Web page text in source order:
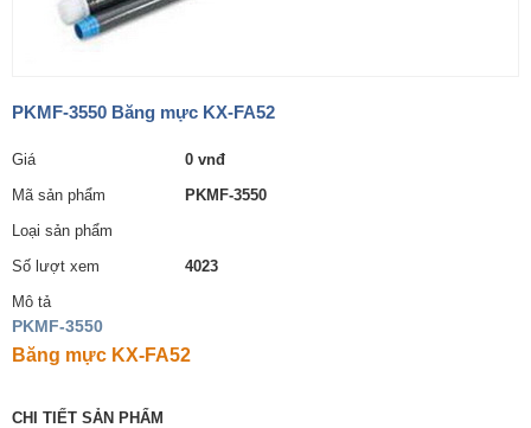
PKMF-3550 Băng mực KX-FA52
Giá
0 vnđ
Mã sản phẩm
PKMF-3550
Loại sản phẩm
Số lượt xem
4023
Mô tả
PKMF-3550
Băng mực KX-FA52
CHI TIẾT SẢN PHẨM